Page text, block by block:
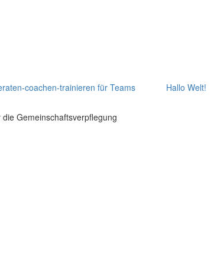
coachen-trainieren für Teams Hallo Welt!
Gemeinschaftsverpflegung